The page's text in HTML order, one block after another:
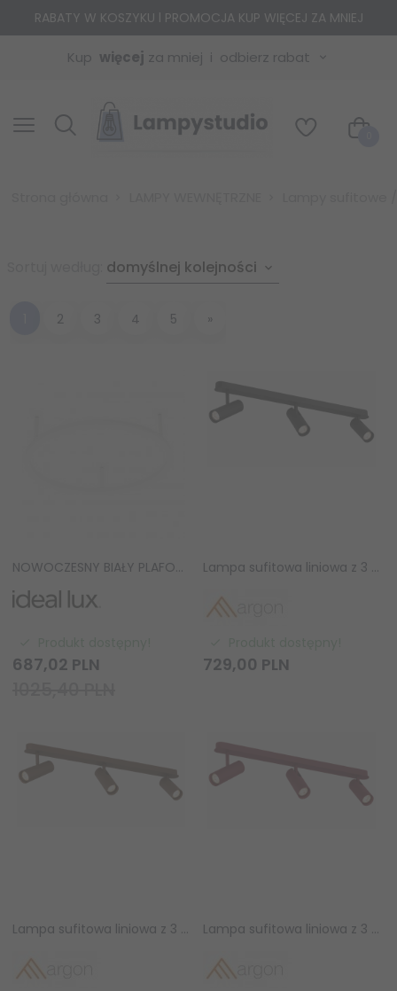
RABATY W KOSZYKU l PROMOCJA KUP WIĘCEJ ZA MNIEJ
Kup więcej za mniej odbierz rabat
sort
domyślnej kolejności
2 3 4 5 »
NOWOCZESNY BIAŁY PLAFON RING LED IDEAL LUX ORACLE SLIM PL D50 265971
687,02 PLN
Lampa sufitowa liniowa z 3 reflektorami regulowana czarna minimalistyczna uniwersalna LINCA 6374 Argon
729,00 PLN
Lampa sufitowa liniowa z 3 reflektorami regulowana brązowa minimalistyczna uniwersalna LINCA 6373 Argon Lampa sufitowa liniowa z 3 reflektorami regulowana bordowa minimalistyczna uniwersalna LINCA 6372 Argon